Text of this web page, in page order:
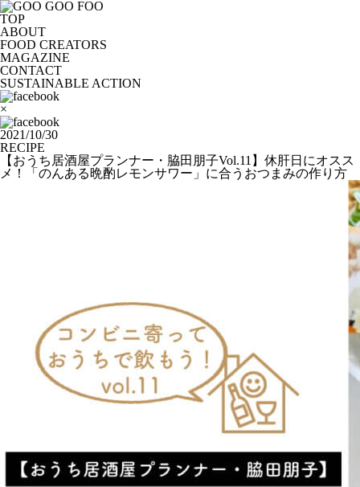
TOP
ABOUT
FOOD CREATORS
MAGAZINE
CONTACT
SUSTAINABLE ACTION
×
2021/10/30
RECIPE
【おうち居酒屋プランナー・脇田朋子Vol.11】休肝日にオスス
メ！「のんある晩酌レモンサワー」に合うおつまみの作り方